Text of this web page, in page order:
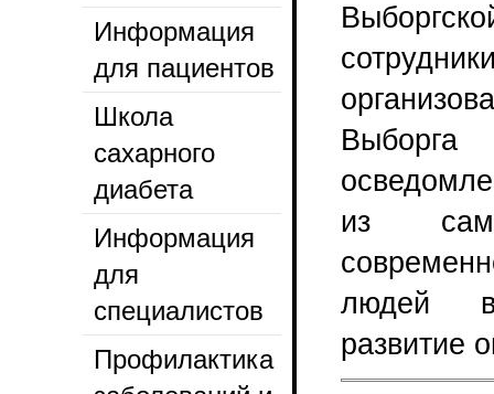
Информация
для пациентов
Школа
сахарного
диабета
Информация
для
специалистов
Профилактика
из
людей
развитие